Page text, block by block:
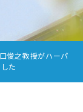
俊之教授がハーパ
た